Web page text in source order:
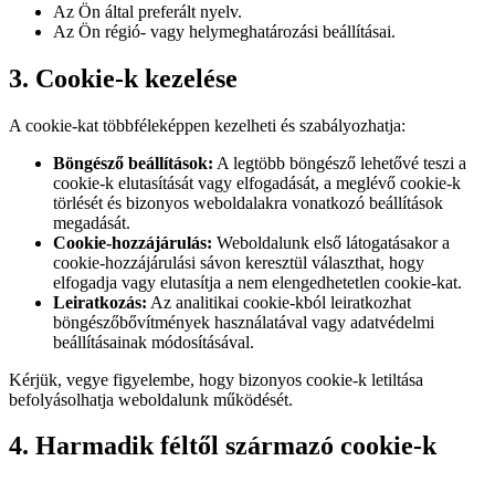
Az Ön által preferált nyelv.
Az Ön régió- vagy helymeghatározási beállításai.
3. Cookie-k kezelése
A cookie-kat többféleképpen kezelheti és szabályozhatja:
Böngésző beállítások: A legtöbb böngésző lehetővé teszi a
cookie-k elutasítását vagy elfogadását, a meglévő cookie-k
törlését és bizonyos weboldalakra vonatkozó beállítások
megadását.
Cookie-hozzájárulás: Weboldalunk első látogatásakor a
cookie-hozzájárulási sávon keresztül választhat, hogy
elfogadja vagy elutasítja a nem elengedhetetlen cookie-kat.
Leiratkozás: Az analitikai cookie-kból leiratkozhat
böngészőbővítmények használatával vagy adatvédelmi
beállításainak módosításával.
Kérjük, vegye figyelembe, hogy bizonyos cookie-k letiltása
befolyásolhatja weboldalunk működését.
4. Harmadik féltől származó cookie-k